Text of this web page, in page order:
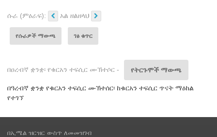
ሱራ (ምዕራፍ): አል ዘልዘላህ
የሱራዎች ማውጫ ገፅ ቁጥር
በዐረብኛ ቋንቋ፡ የቁርአን ተፍሲር ሙኽተሶር - የትርጉሞች ማውጫ
በዓረብኛ ቋንቋ የቁርአን ተፍሲር ሙኽተሰር፡ ከቁርአን ተፍሲር ጥናት ማዕከል
የተገኘ
በኢሜል ዝርዝር ውስጥ ለመመዝገብ